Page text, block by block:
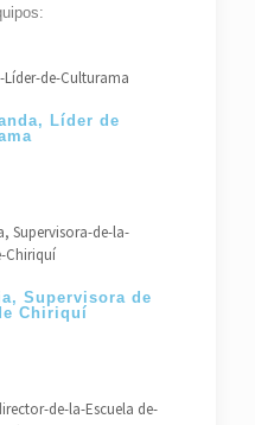
Líder de
Supervisora de
Chiriquí